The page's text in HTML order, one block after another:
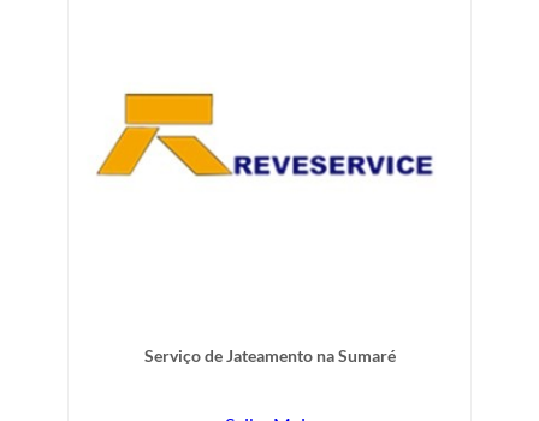
Serviço de Jateamento na Sumaré